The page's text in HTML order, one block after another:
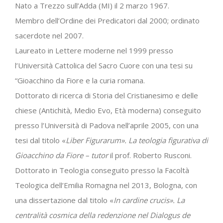
Nato a Trezzo sull’Adda (MI) il 2 marzo 1967.
Membro dell’Ordine dei Predicatori dal 2000; ordinato
sacerdote nel 2007.
Laureato in Lettere moderne nel 1999 presso
l’Università Cattolica del Sacro Cuore con una tesi su
“Gioacchino da Fiore e la curia romana.
Dottorato di ricerca di Storia del Cristianesimo e delle
chiese (Antichità, Medio Evo, Età moderna) conseguito
presso l’Università di Padova nell’aprile 2005, con una
tesi dal titolo «Liber Figurarum». La teologia figurativa di
Gioacchino da Fiore – tutoril prof. Roberto Rusconi.
Dottorato in Teologia conseguito presso la Facoltà
Teologica dell’Emilia Romagna nel 2013, Bologna, con
una dissertazione dal titolo «In cardine crucis». La
centralità cosmica della redenzione nel Dialogus de